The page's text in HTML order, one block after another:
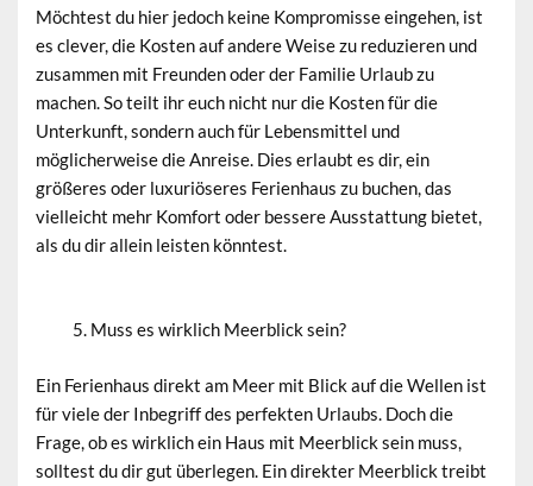
Möchtest du hier jedoch keine Kompromisse eingehen, ist
es clever, die Kosten auf andere Weise zu reduzieren und
zusammen mit Freunden oder der Familie Urlaub zu
machen. So teilt ihr euch nicht nur die Kosten für die
Unterkunft, sondern auch für Lebensmittel und
möglicherweise die Anreise. Dies erlaubt es dir, ein
größeres oder luxuriöseres Ferienhaus zu buchen, das
vielleicht mehr Komfort oder bessere Ausstattung bietet,
als du dir allein leisten könntest.
Muss es wirklich Meerblick sein?
Ein Ferienhaus direkt am Meer mit Blick auf die Wellen ist
für viele der Inbegriff des perfekten Urlaubs. Doch die
Frage, ob es wirklich ein Haus mit Meerblick sein muss,
solltest du dir gut überlegen. Ein direkter Meerblick treibt